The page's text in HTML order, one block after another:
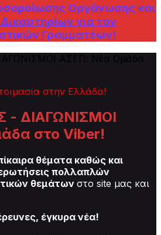
Οργάνωσης και
για τον
Γραμματέων!
στην Ελλάδα!
- ΔΙΑΓΩΝΙΣΜΟΙ
στο Viber!
θέματα καθώς και
πολλαπλών
θεμάτων στο site μας και
έγκυρα νέα!